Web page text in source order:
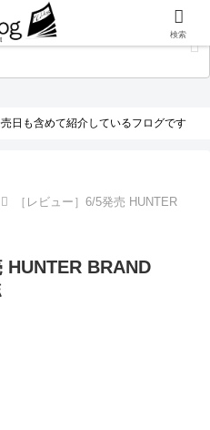
日も含めて紹介しているフログです
［レビュー］6/5発売 HUNTER
HUNTER BRAND
検索